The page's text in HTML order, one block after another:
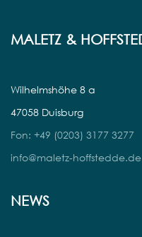
MALETZ &
Wilhelmshöhe 8 a
47058 Duisburg
Fon: +49 (0203) 3177 3277
info@maletz-hoffstedde.de
NEWS